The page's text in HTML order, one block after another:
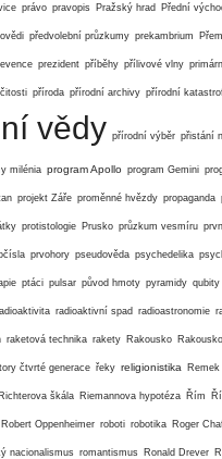
právo pravopis Pražský hrad Přední
předvolební průzkumy prekambrium
prezident příběhy přílivové vlny
příroda přírodní archivy přírodní
vědy přírodní výběr přistání
milénia program Apollo program Gemini
projekt Záře proměnné hvězdy propaganda
protistologie Prusko průzkum vesmíru
prvohory pseudověda psychedelika
ptáci pulsar původ hmoty pyramidy qubity
radioaktivní spad radioastronomie
raketová technika rakety Rakousko
čtvrté generace řeky religionistika Remek
Richterova škála Riemannova hypotéza Řím
Robert Oppenheimer roboti robotika Roger
nacionalismus romantismus Ronald Drever